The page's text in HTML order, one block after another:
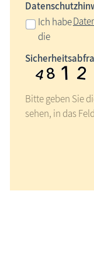
Ich habe
die
Bitte geben Sie
sehen, in das